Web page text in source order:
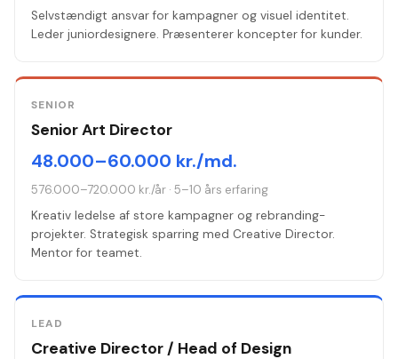
Selvstændigt ansvar for kampagner og visuel identitet.
Leder juniordesignere. Præsenterer koncepter for kunder.
SENIOR
Senior Art Director
48.000–60.000 kr./md.
576.000–720.000 kr./år ·5–10 års erfaring
Kreativ ledelse af store kampagner og rebranding-
projekter. Strategisk sparring med Creative Director.
Mentor for teamet.
LEAD
Creative Director / Head of Design